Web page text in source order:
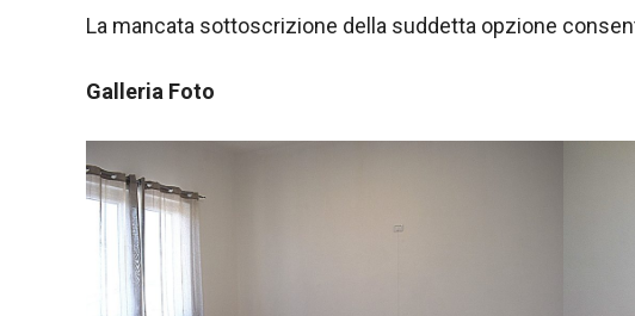
La mancata sottoscrizione della suddetta opzione
Galleria Foto